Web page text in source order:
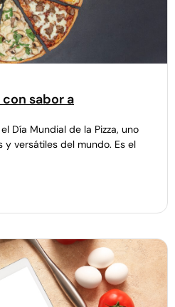
sabor a
Día Mundial de la Pizza, uno
versátiles del mundo. Es el